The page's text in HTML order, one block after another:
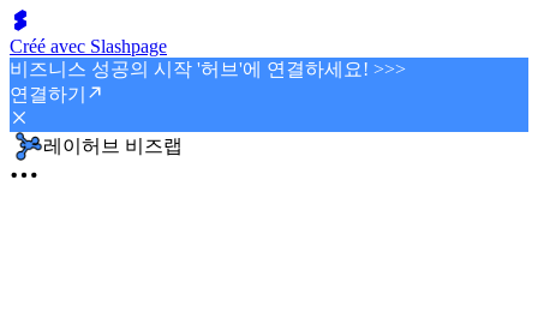
Créé avec Slashpage
비즈니스 성공의 시작 '허브'에 연결하세요! >>>
연결하기
레이허브 비즈랩